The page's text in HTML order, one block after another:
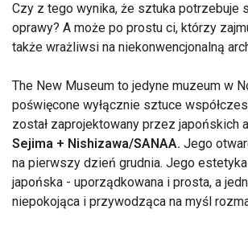
Czy z tego wynika, że sztuka potrzebuje
oprawy? A może po prostu ci, którzy
także wrażliwsi na niekonwencjonalną
The New Museum to jedyne muzeum w
poświęcone wyłącznie sztuce
został zaprojektowany przez japońskich
Sejima + Nishizawa/SANAA. Jego
na pierwszy dzień grudnia. Jego
japońska - uporządkowana i prosta, a
niepokojąca i przywodząca na myśl